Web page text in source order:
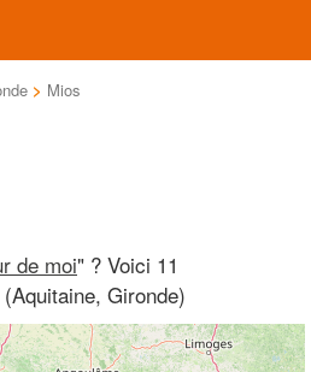
> Mios
de moi" ? Voici 11
Gironde)